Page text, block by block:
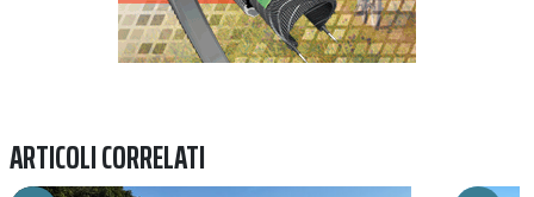
ARTICOLI CORRELATI